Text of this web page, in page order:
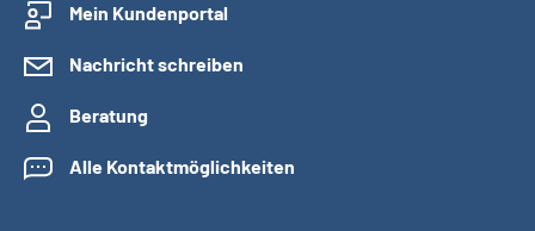
Mein Kundenportal
Nachricht schreiben
Beratung
Alle Kontaktmöglichkeiten